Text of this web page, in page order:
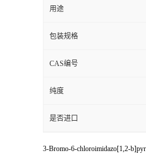
用途
包装规格
CAS编号
纯度
是否进口
3-Bromo-6-chloroimidazo[1,2-